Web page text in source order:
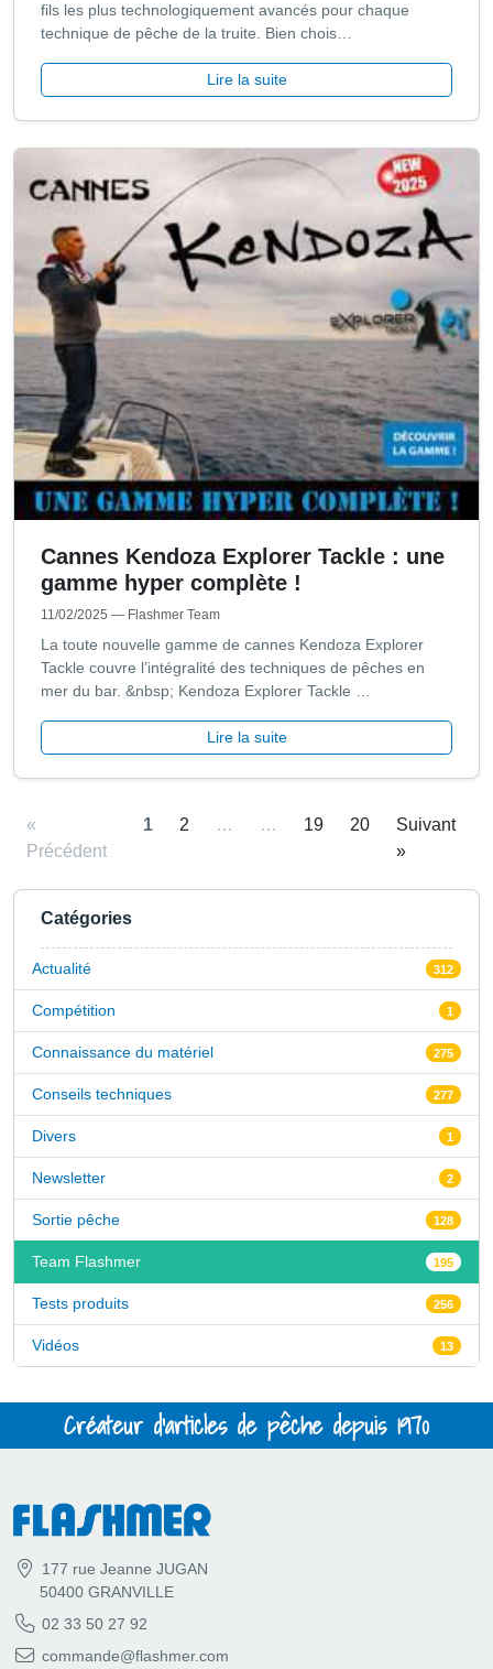
fils les plus technologiquement avancés pour chaque
technique de pêche de la truite. Bien chois…
Lire la suite
Cannes Kendoza Explorer Tackle : une
gamme hyper complète !
11/02/2025 — Flashmer Team
La toute nouvelle gamme de cannes Kendoza Explorer
Tackle couvre l’intégralité des techniques de pêches en
mer du bar. &nbsp; Kendoza Explorer Tackle …
Lire la suite
«
Précédent
1 2 … … 19 20
Suivant
»
Catégories
Actualité 312
Compétition 1
Connaissance du matériel 275
Conseils techniques 277
Divers 1
Newsletter 2
Sortie pêche 128
Team Flashmer 195
Tests produits 256
Vidéos 13
Créateur d'articles de pêche depuis 1970
177 rue Jeanne JUGAN
50400 GRANVILLE
02 33 50 27 92
commande@flashmer.com